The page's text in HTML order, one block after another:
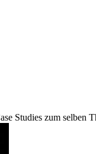
Studies zum selben